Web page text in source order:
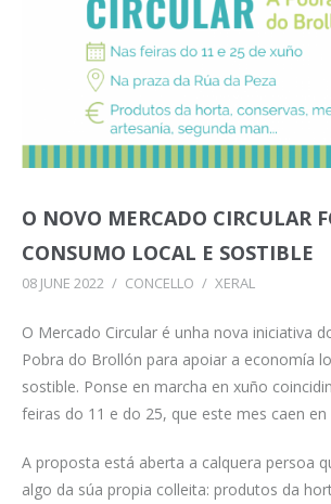
O NOVO MERCADO CIRCULAR
CONSUMO LOCAL E SOSTIBLE
08 JUNE 2022 / CONCELLO / XERAL
O Mercado Circular é unha nova iniciativa
Pobra do Brollón para apoiar a economía
sostible. Ponse en marcha en xuño
feiras do 11 e do 25, que este mes caen en
A proposta está aberta a calquera persoa
algo da súa propia colleita: produtos da